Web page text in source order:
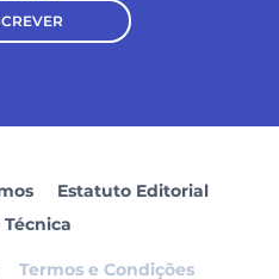
Estatuto Editorial
Técnica
Termos e Condições